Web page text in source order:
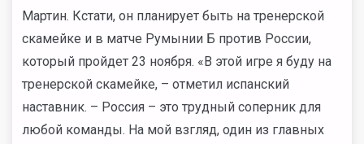
Мартин. Кстати, он планирует быть на тренерской
скамейке и в матче Румынии Б против России,
который пройдет 23 ноября. «В этой игре я буду на
тренерской скамейке, – отметил испанский
наставник. – Россия – это трудный соперник для
любой команды. На мой взгляд, один из главных